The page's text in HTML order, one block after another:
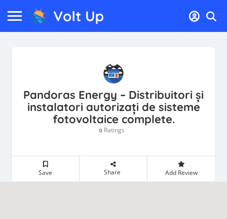
Pandoras Energy – Distribuitori și
instalatori autorizați de sisteme
fotovoltaice complete.
0 Ratings
Save Share Add Review